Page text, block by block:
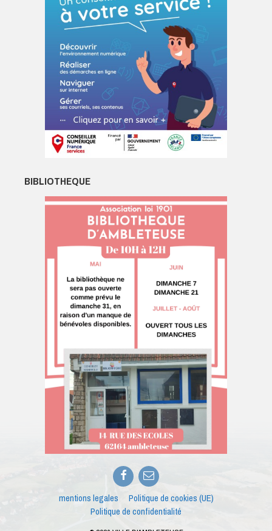
BIBLIOTHEQUE
Facebook
E-
mail
mentions legales
Politique de cookies (UE)
Politique de confidentialité